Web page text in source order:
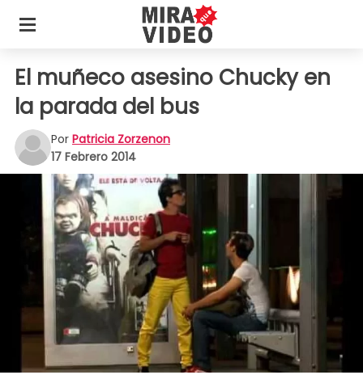
El muñeco asesino Chucky en
la parada del bus
Por Patricia Zorzenon
17 Febrero 2014